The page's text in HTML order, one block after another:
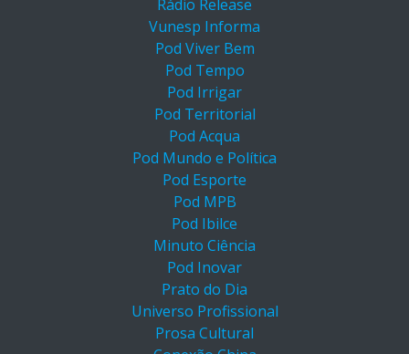
Rádio Release
Vunesp Informa
Pod Viver Bem
Pod Tempo
Pod Irrigar
Pod Territorial
Pod Acqua
Pod Mundo e Política
Pod Esporte
Pod MPB
Pod Ibilce
Minuto Ciência
Pod Inovar
Prato do Dia
Universo Profissional
Prosa Cultural